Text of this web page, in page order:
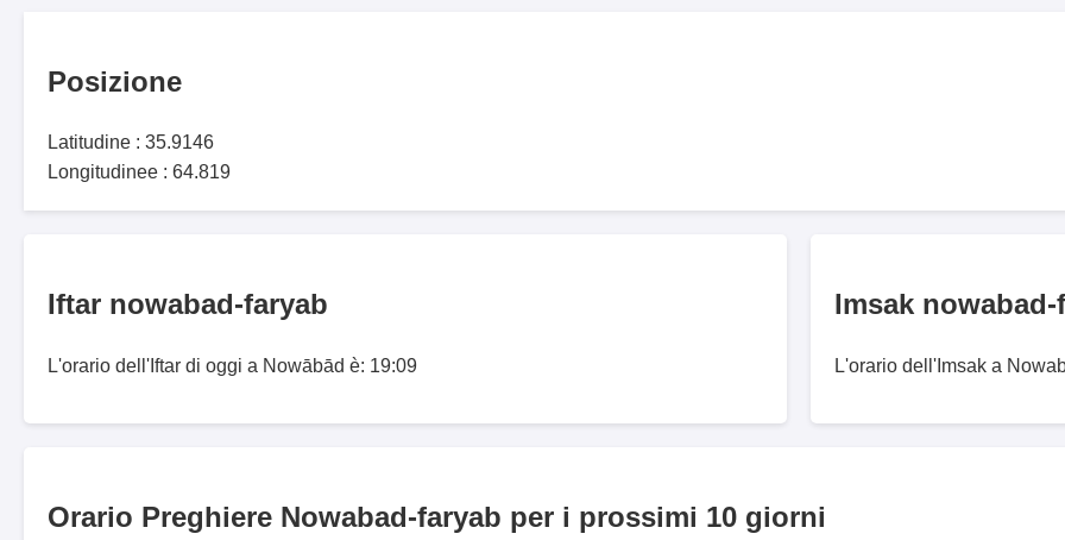
Posizione
Latitudine : 35.9146
Longitudinee : 64.819
Iftar nowabad-faryab
L'orario dell'Iftar di oggi a Nowābād è: 19:09
Imsak nowabad-
L'orario dell'Imsak a
Orario Preghiere Nowabad-faryab per i prossimi 10 giorni